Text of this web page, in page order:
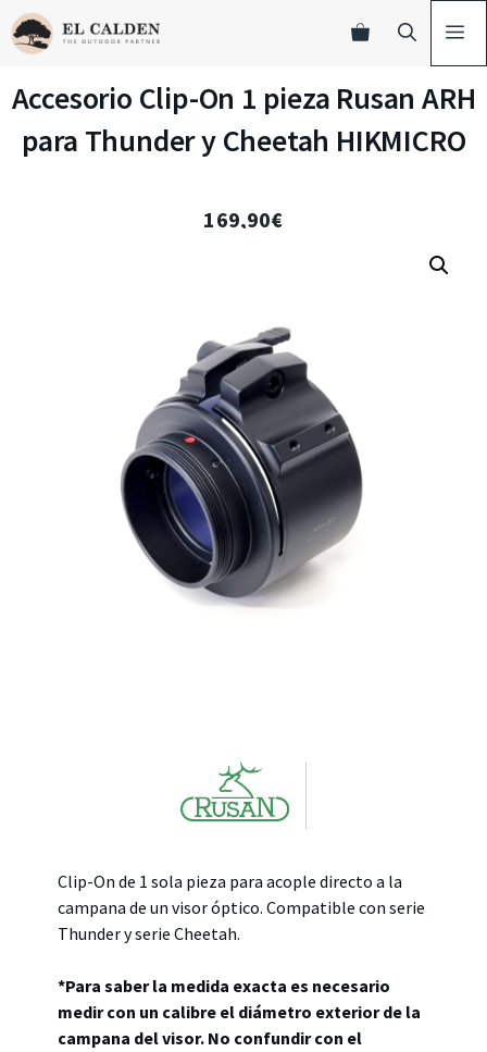
Accesorio Clip-On 1 pieza Rusan ARH
para Thunder y Cheetah HIKMICRO
169,90€
Clip-On de 1 sola pieza para acople directo a la
campana de un visor óptico. Compatible con serie
Thunder y serie Cheetah.
*Para saber la medida exacta es necesario
medir con un calibre el diámetro exterior de la
campana del visor. No confundir con el